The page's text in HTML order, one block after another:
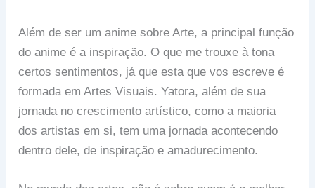
Além de ser um anime sobre Arte, a principal função
do anime é a inspiração. O que me trouxe à tona
certos sentimentos, já que esta que vos escreve é
formada em Artes Visuais. Yatora, além de sua
jornada no crescimento artístico, como a maioria
dos artistas em si, tem uma jornada acontecendo
dentro dele, de inspiração e amadurecimento.